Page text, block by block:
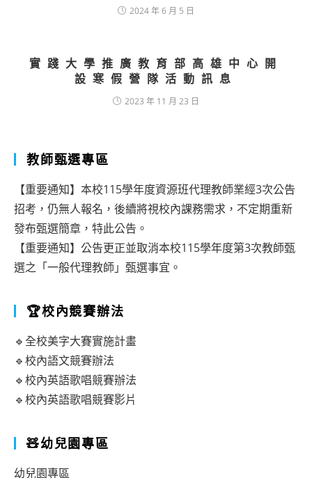
2024 年 6 月 5 日
實踐大學推廣教育部高雄中心開
設寒假營隊活動訊息
2023 年 11 月 23 日
教師甄選專區
【重要通知】本校115學年度資源班代理教師業經3次公告
招考，仍無人報名，後續將視校內課務需求，不定期重新
發布甄選簡章，特此公告。
【重要通知】公告更正並取消本校115學年度第3次教師甄
選之「一般代理教師」甄選事宜。
🏆校內競賽辦法
🔹全校美字大賽實施計畫
🔹校內語文競賽辦法
🔹校內英語歌唱競賽辦法
🔹校內英語歌唱競賽影片
🧸幼兒園專區
幼兒園專區